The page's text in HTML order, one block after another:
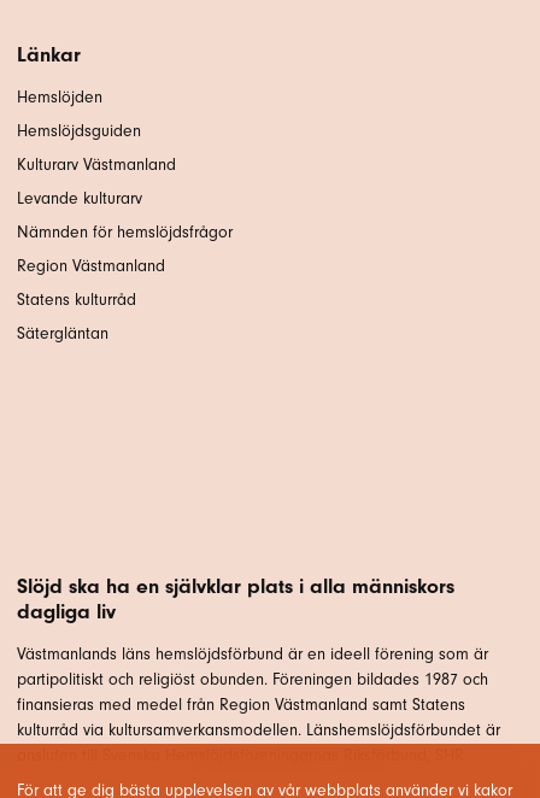
Länkar
Hemslöjden
Hemslöjdsguiden
Kulturarv Västmanland
Levande kulturarv
Nämnden för hemslöjdsfrågor
Region Västmanland
Statens kulturråd
Sätergläntan
Slöjd ska ha en självklar plats i alla människors
dagliga liv
Västmanlands läns hemslöjdsförbund är en ideell förening som är
partipolitiskt och religiöst obunden. Föreningen bildades 1987 och
finansieras med medel från Region Västmanland samt Statens
kulturråd via kultursamverkansmodellen. Länshemslöjdsförbundet är
För att ge dig bästa upplevelsen av vår webbplats använder vi kakor